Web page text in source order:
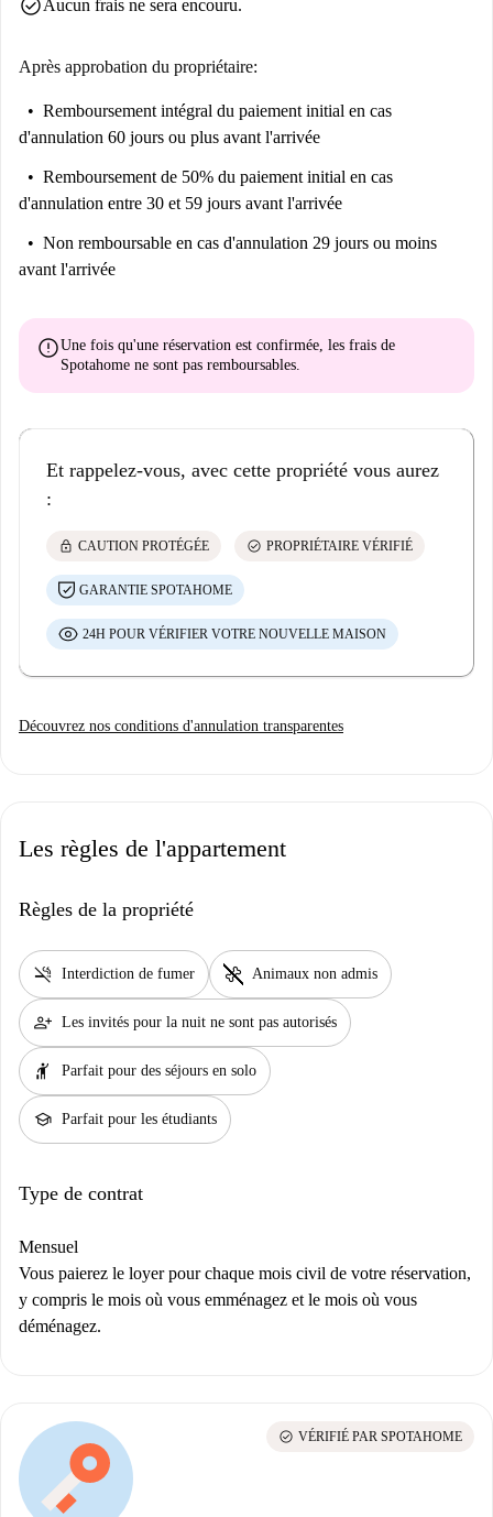
Aucun frais ne sera encouru.
Après approbation du propriétaire:
Remboursement intégral du paiement initial en cas
d'annulation 60 jours ou plus avant l'arrivée
Remboursement de 50% du paiement initial en cas
d'annulation entre 30 et 59 jours avant l'arrivée
Non remboursable en cas d'annulation 29 jours ou moins
avant l'arrivée
errorUne fois qu'une réservation est confirmée, les frais de
Spotahome ne sont pas remboursables.
Et rappelez-vous, avec cette propriété vous aurez
:
lock CAUTION PROTÉGÉE check_circle PROPRIÉTAIRE VÉRIFIÉ
GARANTIE SPOTAHOME
24H POUR VÉRIFIER VOTRE NOUVELLE MAISON
Découvrez nos conditions d'annulation transparentes
Les règles de l'appartement
Règles de la propriété
smoke_free Interdiction de fumer pet_supplies Animaux non admis
person_add Les invités pour la nuit ne sont pas autorisés
hail Parfait pour des séjours en solo
school Parfait pour les étudiants
Type de contrat
Mensuel
Vous paierez le loyer pour chaque mois civil de votre réservation,
y compris le mois où vous emménagez et le mois où vous
déménagez.
check_circle VÉRIFIÉ PAR SPOTAHOME